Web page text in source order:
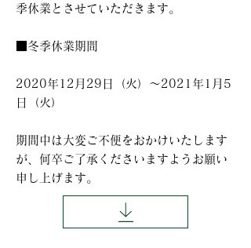
季休業とさせていただきます。
■冬季休業期間
2020年12月29日（火）～2021年1月5
日（火）
期間中は大変ご不便をおかけいたします
が、何卒ご了承くださいますようお願い
申し上げます。